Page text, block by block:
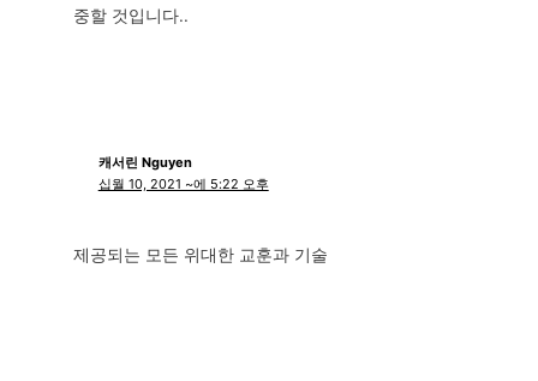
중할 것입니다..
캐서린 Nguyen
십월 10, 2021 ~에 5:22 오후
제공되는 모든 위대한 교훈과 기술